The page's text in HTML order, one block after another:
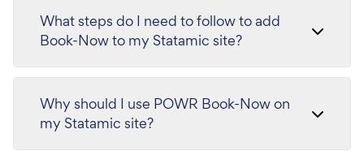
What steps do I need to follow to add
Book-Now to my Statamic site?
Why should I use POWR Book-Now on
my Statamic site?